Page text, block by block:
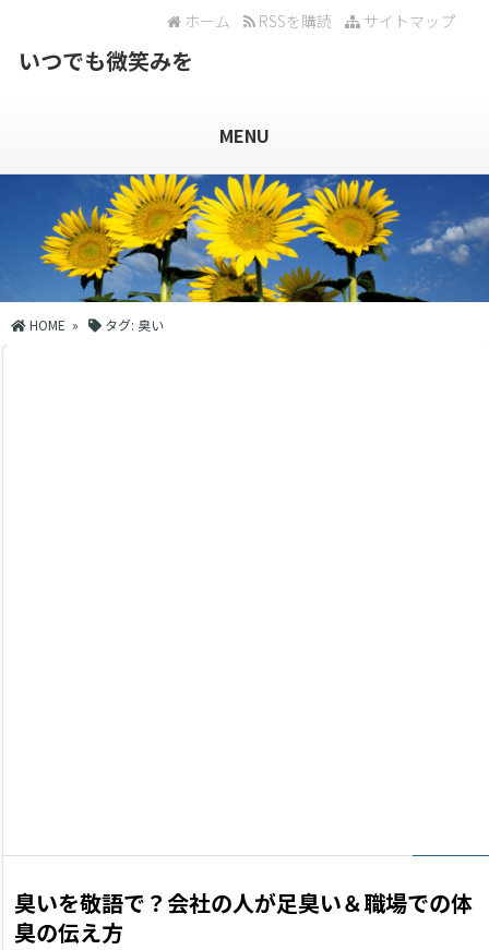
サイトマップ
RSSを購読
ホーム
いつでも微笑みを
MENU
HOME » タグ: 臭い
臭いを敬語で？会社の人が足臭い＆職場での体
臭の伝え方